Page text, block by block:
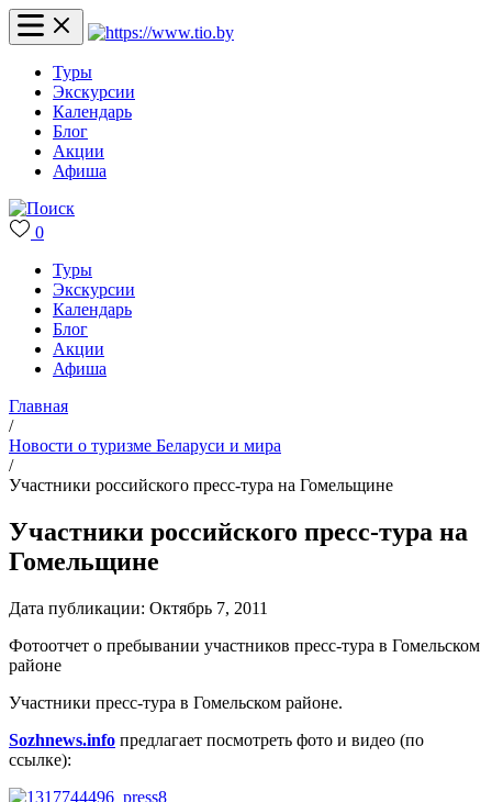
Туры
Экскурсии
Календарь
Блог
Акции
Афиша
0
Туры
Экскурсии
Календарь
Блог
Акции
Афиша
Главная
/
Новости о туризме Беларуси и мира
/
Участники российского пресс-тура на Гомельщине
Участники российского пресс-тура на
Гомельщине
Дата публикации: Октябрь 7, 2011
Фотоотчет о пребывании участников пресс-тура в Гомельском
районе
Участники пресс-тура в Гомельском районе.
Sozhnews.info предлагает посмотреть фото и видео (по
ссылке):